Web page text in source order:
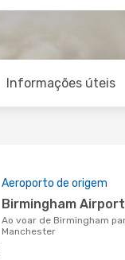
Informações úteis
Aeroporto de origem
Birmingham Airport
Ao voar de Birmingham para
Manchester